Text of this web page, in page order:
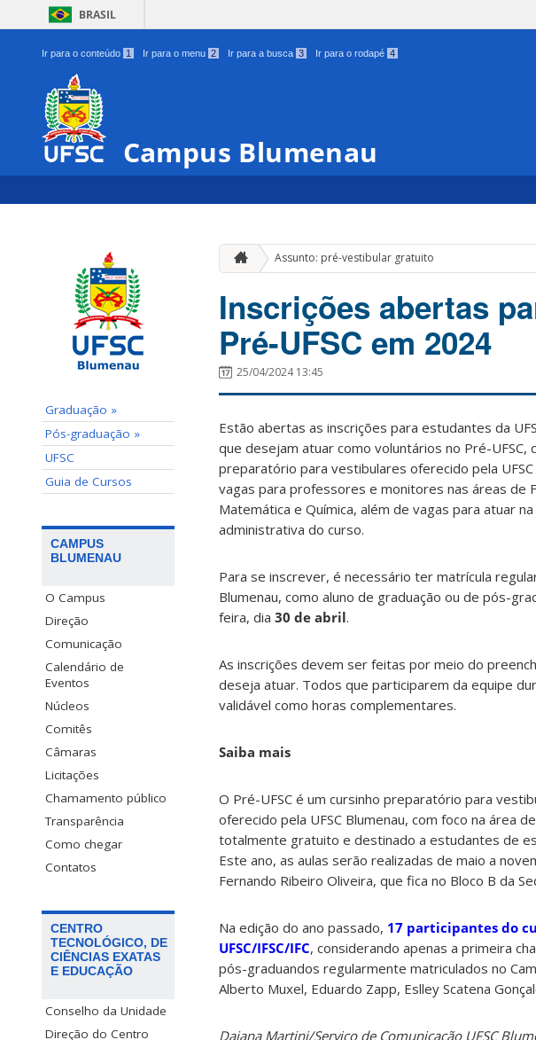
BRASIL
Ir para o conteúdo 1 Ir para o menu 2 Ir para a busca 3 Ir para o rodapé 4
Campus Blumenau
Graduação »
Pós-graduação »
UFSC
Guia de Cursos
CAMPUS
BLUMENAU
O Campus
Direção
Comunicação
Calendário de
Eventos
Núcleos
Comitês
Câmaras
Licitações
Chamamento público
Transparência
Como chegar
Contatos
CENTRO
TECNOLÓGICO, DE
CIÊNCIAS EXATAS
E EDUCAÇÃO
Conselho da Unidade
Direção do Centro
Assunto: pré-vestibular gratuito
Inscrições abertas
Pré-UFSC em 2024
25/04/2024 13:45
Estão abertas as inscrições para estudantes da
que desejam atuar como voluntários no Pré-UFSC,
preparatório para vestibulares oferecido pela UFSC
vagas para professores e monitores nas áreas de
Matemática e Química, além de vagas para atuar
administrativa do curso.
Para se inscrever, é necessário ter matrícula
Blumenau, como aluno de graduação ou de pós-
feira, dia 30 de abril.
As inscrições devem ser feitas por meio do
deseja atuar. Todos que participarem da equipe
validável como horas complementares.
Saiba mais
O Pré-UFSC é um cursinho preparatório para
oferecido pela UFSC Blumenau, com foco na área
totalmente gratuito e destinado a estudantes de
Este ano, as aulas serão realizadas de maio a
Fernando Ribeiro Oliveira, que fica no Bloco B da
Na edição do ano passado, 17 participantes do
UFSC/IFSC/IFC, considerando apenas a primeira
pós-graduandos regularmente matriculados no
Alberto Muxel, Eduardo Zapp, Eslley Scatena
Daiana Martini/Serviço de Comunicação UFSC